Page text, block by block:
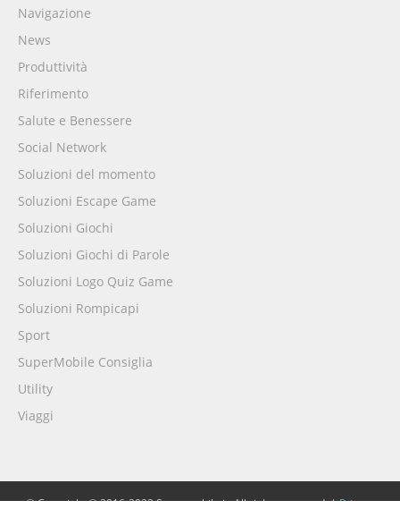
Navigazione
News
Produttività
Riferimento
Salute e Benessere
Social Network
Soluzioni del momento
Soluzioni Escape Game
Soluzioni Giochi
Soluzioni Giochi di Parole
Soluzioni Logo Quiz Game
Soluzioni Rompicapi
Sport
SuperMobile Consiglia
Utility
Viaggi
© Copyright © 2016-2022 Supermobile.it. All rights reserved. |Privacy